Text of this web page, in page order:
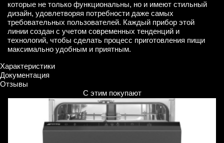
которые не только функциональны, но и имеют стильный
дизайн, удовлетворяя потребности даже самых
требовательных пользователей. Каждый прибор этой
линии создан с учетом современных тенденций и
технологий, чтобы сделать процесс приготовления пищи
максимально удобным и приятным.
Характеристики
Документация
Отзывы
С этим покупают